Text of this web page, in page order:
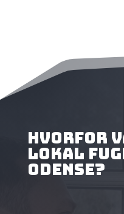
Hvorfor
lokal
Odense?